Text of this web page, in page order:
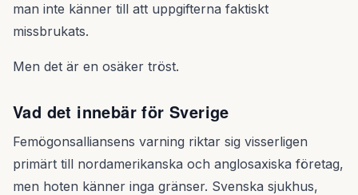
man inte känner till att uppgifterna faktiskt
missbrukats.
Men det är en osäker tröst.
Vad det innebär för Sverige
Femögonsalliansens varning riktar sig visserligen
primärt till nordamerikanska och anglosaxiska företag,
men hoten känner inga gränser. Svenska sjukhus,